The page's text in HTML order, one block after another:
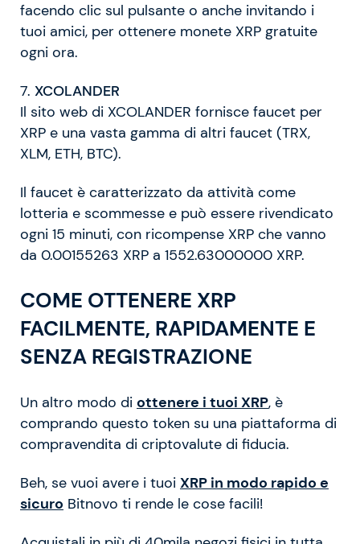
facendo clic sul pulsante o anche invitando i
tuoi amici, per ottenere monete XRP gratuite
ogni ora.
7. XCOLANDER
Il sito web di XCOLANDER fornisce faucet per
XRP e una vasta gamma di altri faucet (TRX,
XLM, ETH, BTC).
Il faucet è caratterizzato da attività come
lotteria e scommesse e può essere rivendicato
ogni 15 minuti, con ricompense XRP che vanno
da 0.00155263 XRP a 1552.63000000 XRP.
COME OTTENERE XRP
FACILMENTE, RAPIDAMENTE E
SENZA REGISTRAZIONE
Un altro modo di ottenere i tuoi XRP, è
comprando questo token su una piattaforma di
compravendita di criptovalute di fiducia.
Beh, se vuoi avere i tuoi XRP in modo rapido e
sicuro Bitnovo ti rende le cose facili!